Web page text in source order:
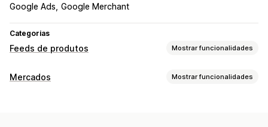
Google Ads Google Merchant
Categorias
Feeds de produtos Mostrar funcionalidades
Personalização de feeds
Mercados Mostrar funcionalidades